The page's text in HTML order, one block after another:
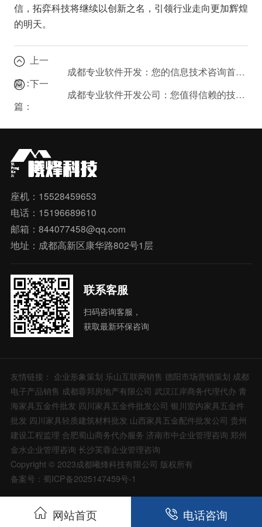
信，拓弈科技将继续以创新之名，引领行业走向更加辉煌
的明天。
上一
篇：
成都专业软件开发：您的信息技术咨询首选？
下一
篇：
成都专业软件开发公司：您值得信赖的技术伙伴？
座机：15528459653
电话：15196689610
邮箱：844077458@qq.com
地址：成都高新区康华路802号1层
联系客服
扫码咨询客服，
获取最新环保咨询
友情链接： 企业形象策划 乐山互联网销售 德阳市场营销策划 成都
电子产品销售 成都蓉邦房地产有限公司 武汉江岸商务代理代办 青
海家具五金件批发 四川家具五金件批发公司 银川室内家具五金件
批发 四川家具轻质建筑材料批发 山西家具五金配件批发公司 贵州
建设工程监理 合肥蜀山商务代办服务 济南市中企业管理咨询 郑州
金水企业管理咨询 长沙芙蓉企业管理咨询
Copyright © 2023成都曦烽科技有限公司 版权所有
备案号：蜀ICP备2025147459号-1
网站首页 电话咨询